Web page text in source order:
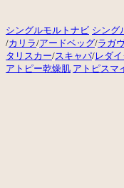
シングルモルトナビ シング
/カリラ/アードベッグ/ラガ
タリスカー/スキャパ/レダ
アトピー乾燥肌 アトピスマ